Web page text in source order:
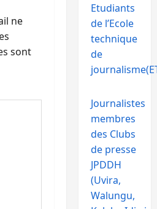
ne
sont
Etudiants
de l’Ecole
technique
de
Journalistes
membres
des Clubs
de presse
JPDDH
(Uvira,
Walungu,